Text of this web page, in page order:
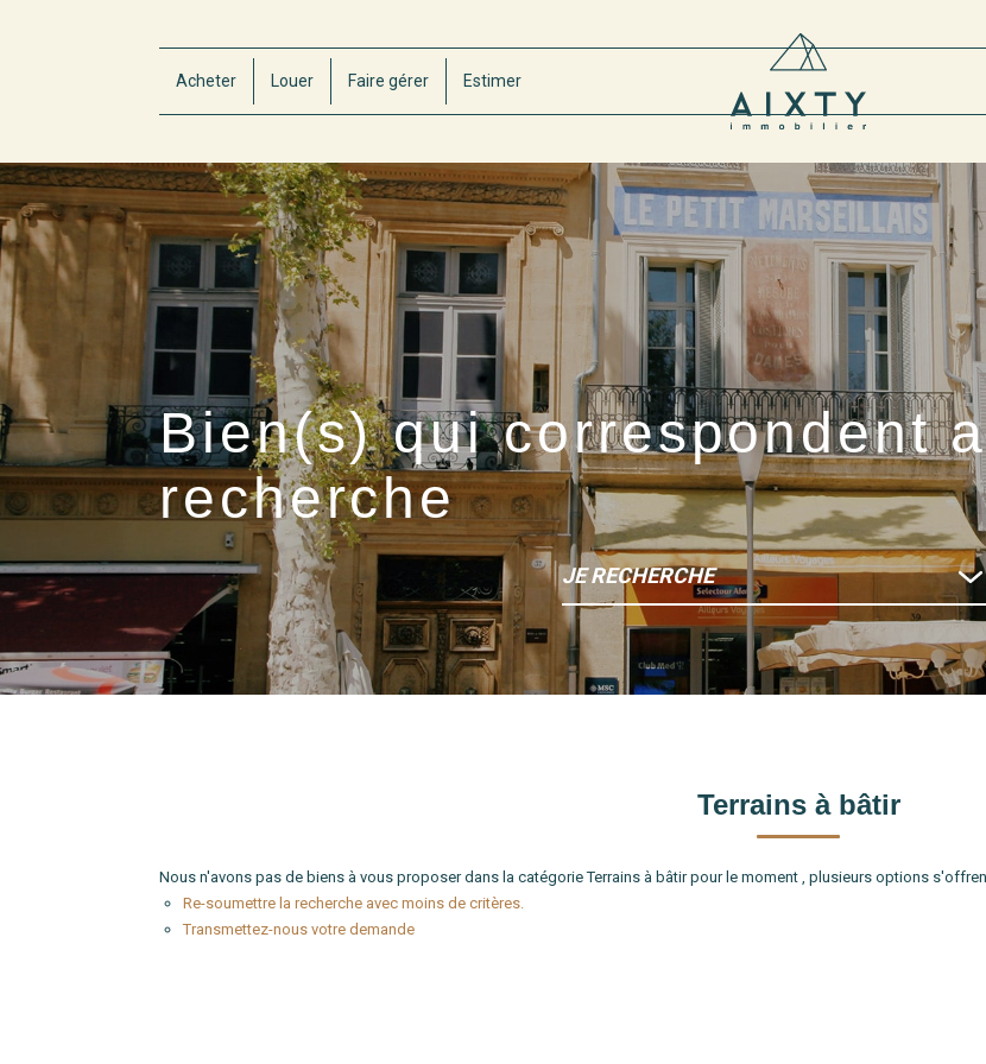
Acheter Louer Faire gérer Estimer
Bien(s) qui correspondent
recherche
JE RECHERCHE
Type de bien Localité
Terrains à bâtir
Nous n'avons pas de biens à vous proposer dans la catégorie Terrains à bâtir pour le moment , plusieurs options
Re-soumettre la recherche avec moins de critères.
Transmettez-nous votre demande